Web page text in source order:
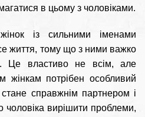
в цьому з чоловіками.
із сильними іменами
життя, тому що з ними важко
Це властиво не всім, але
жінкам потрібен особливий
стане справжнім партнером і
чоловіка вирішити проблеми,